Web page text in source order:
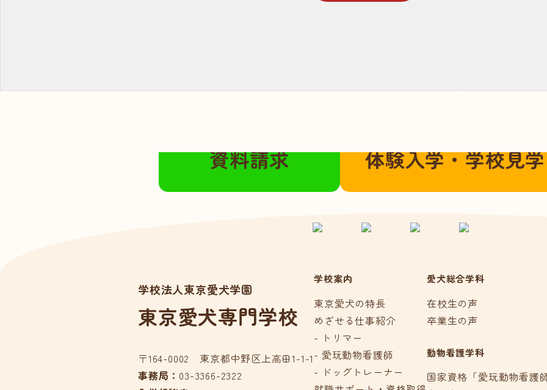
資料請求 体験入学・学校見学
学校法人東京愛犬学園
東京愛犬専門学校
〒164-0002 東京都中野区上高田1-1-1
事務局： 03-3366-2322
学校案内
東京愛犬の特長
めざせる仕事紹介
- トリマー
- 愛玩動物看護師
- ドッグトレーナー
愛犬総合学科
在校生の声
卒業生の声
動物看護学科
国家資格「愛玩動物看護